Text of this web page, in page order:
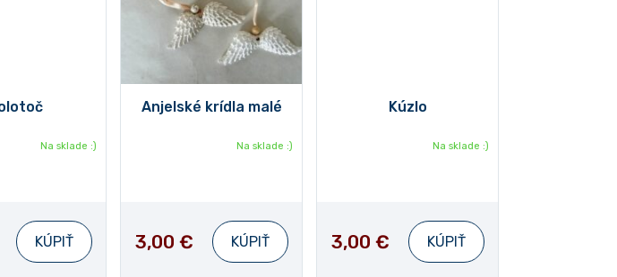
Na sklade :)
KÚPIŤ
Anjelské krídla malé
Na sklade :)
3,00 € KÚPIŤ
Kúzlo
Na sklade :)
3,00 € KÚPIŤ